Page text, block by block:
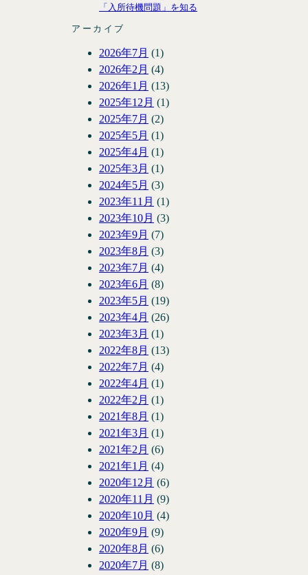
「入所待機問題」を知る
アーカイブ
2026年7月 (1)
2026年2月 (4)
2026年1月 (13)
2025年12月 (1)
2025年7月 (2)
2025年5月 (1)
2025年4月 (1)
2025年3月 (1)
2024年5月 (3)
2023年11月 (1)
2023年10月 (3)
2023年9月 (7)
2023年8月 (3)
2023年7月 (4)
2023年6月 (8)
2023年5月 (19)
2023年4月 (26)
2023年3月 (1)
2022年8月 (13)
2022年7月 (4)
2022年4月 (1)
2022年2月 (1)
2021年8月 (1)
2021年3月 (1)
2021年2月 (6)
2021年1月 (4)
2020年12月 (6)
2020年11月 (9)
2020年10月 (4)
2020年9月 (9)
2020年8月 (6)
2020年7月 (8)